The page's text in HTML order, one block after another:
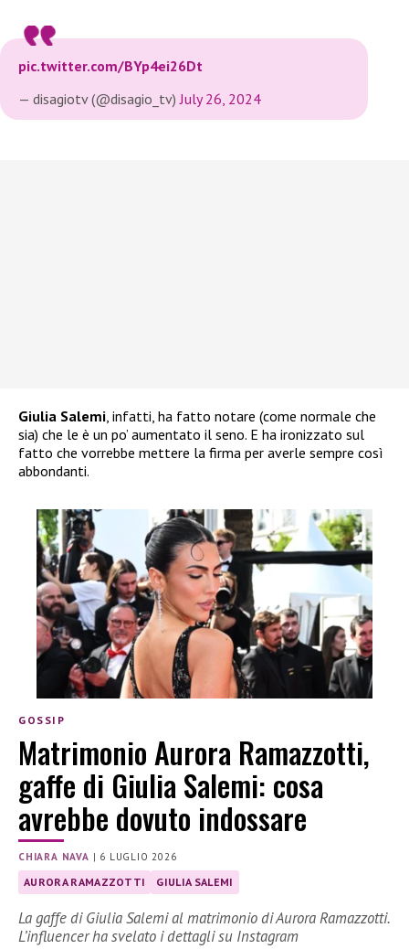
pic.twitter.com/BYp4ei26Dt
— disagiotv (@disagio_tv)July 26, 2024
Giulia Salemi, infatti, ha fatto notare (come normale che
sia) che le è un po’ aumentato il seno. E ha ironizzato sul
fatto che vorrebbe mettere la firma per averle sempre così
abbondanti.
GOSSIP
Matrimonio Aurora Ramazzotti,
gaffe di Giulia Salemi: cosa
avrebbe dovuto indossare
CHIARA NAVA | 6 LUGLIO 2026
AURORA RAMAZZOTTI GIULIA SALEMI
La gaffe di Giulia Salemi al matrimonio di Aurora Ramazzotti.
L’influencer ha svelato i dettagli su Instagram